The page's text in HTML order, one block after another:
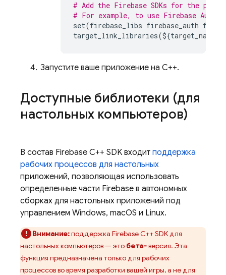
# Add the Firebase SDKs for the
# For example, to use Firebase
set(firebase_libs firebase_auth
target_link_libraries(${target_name
Запустите ваше приложение на C++.
Доступные библиотеки (для
настольных компьютеров)
В состав Firebase C++ SDK входит поддержка
рабочих процессов для настольных
приложений, позволяющая использовать
определенные части Firebase в автономных
сборках для настольных приложений под
управлением Windows, macOS и Linux.
Внимание:поддержкаFirebaseC++SDK для
настольных компьютеров — это бета-версия. Эта
функция предназначена только для рабочих
процессов во время разработки вашей игры, а не для